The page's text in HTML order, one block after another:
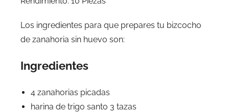
Los ingredientes para que prepares tu bizcocho
de zanahoria sin huevo son:
Ingredientes
4 zanahorias picadas
harina de trigo santo 3 tazas